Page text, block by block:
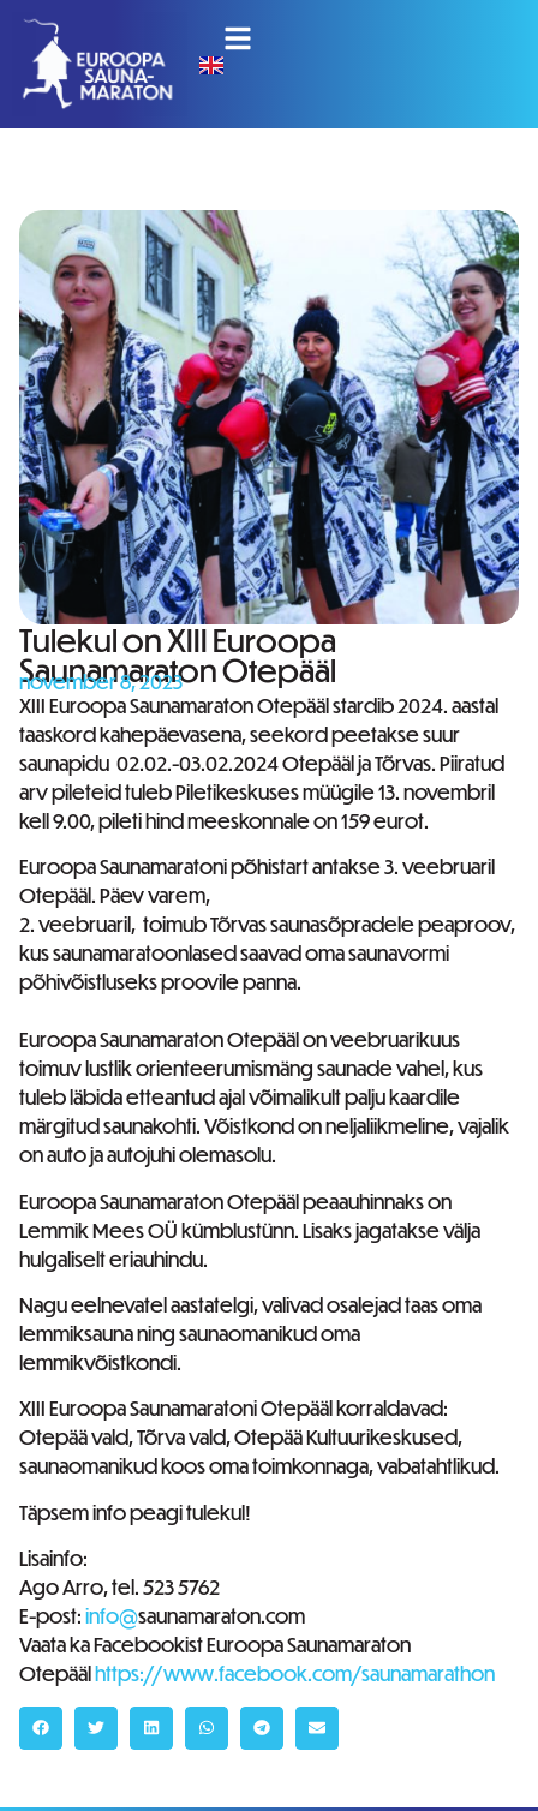
Tulekul on XIII Euroopa
Saunamaraton Otepääl
november 8, 2023
XIII Euroopa Saunamaraton Otepääl stardib 2024. aastal
taaskord kahepäevasena, seekord peetakse suur
saunapidu 02.02.-03.02.2024 Otepääl ja Tõrvas. Piiratud
arv pileteid tuleb Piletikeskuses müügile 13. novembril
kell 9.00, pileti hind meeskonnale on 159 eurot.
Euroopa Saunamaratoni põhistart antakse 3. veebruaril
Otepääl. Päev varem,
2. veebruaril, toimub Tõrvas saunasõpradele peaproov,
kus saunamaratoonlased saavad oma saunavormi
põhivõistluseks proovile panna.
Euroopa Saunamaraton Otepääl on veebruarikuus
toimuv lustlik orienteerumismäng saunade vahel, kus
tuleb läbida etteantud ajal võimalikult palju kaardile
märgitud saunakohti. Võistkond on neljaliikmeline, vajalik
on auto ja autojuhi olemasolu.
Euroopa Saunamaraton Otepääl peaauhinnaks on
Lemmik Mees OÜ kümblustünn. Lisaks jagatakse välja
hulgaliselt eriauhindu.
Nagu eelnevatel aastatelgi, valivad osalejad taas oma
lemmiksauna ning saunaomanikud oma
lemmikvõistkondi.
XIII Euroopa Saunamaratoni Otepääl korraldavad:
Otepää vald, Tõrva vald, Otepää Kultuurikeskused,
saunaomanikud koos oma toimkonnaga, vabatahtlikud.
Täpsem info peagi tulekul!
Lisainfo:
Ago Arro, tel. 523 5762
E-post:info@saunamaraton.com
Vaata ka Facebookist Euroopa Saunamaraton
Otepäälhttps://www.facebook.com/saunamarathon